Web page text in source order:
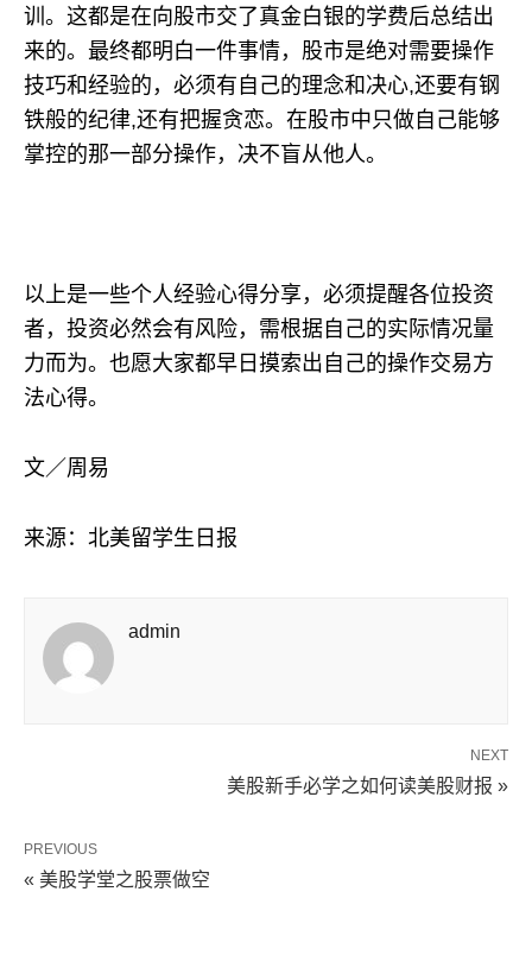
训。这都是在向股市交了真金白银的学费后总结出
来的。最终都明白一件事情，股市是绝对需要操作
技巧和经验的，必须有自己的理念和决心,还要有钢
铁般的纪律,还有把握贪恋。在股市中只做自己能够
掌控的那一部分操作，决不盲从他人。
以上是一些个人经验心得分享，必须提醒各位投资
者，投资必然会有风险，需根据自己的实际情况量
力而为。也愿大家都早日摸索出自己的操作交易方
法心得。
文／周易
来源：北美留学生日报
admin
NEXT
美股新手必学之如何读美股财报 »
PREVIOUS
« 美股学堂之股票做空